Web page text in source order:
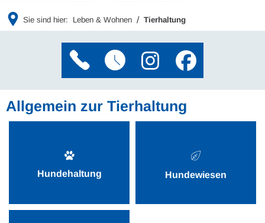
Sie sind hier: Leben & Wohnen Tierhaltung
Allgemein zur Tierhaltung
Hundehaltung Hundewiesen